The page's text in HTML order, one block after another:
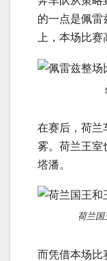
的一点是佩雷
上，本场比赛
在赛后，荷兰
雾。荷兰王室
塔潘。
荷兰国
而凭借本场比